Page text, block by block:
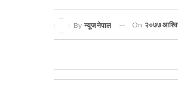
By न्यूज नेपाल On २०७७